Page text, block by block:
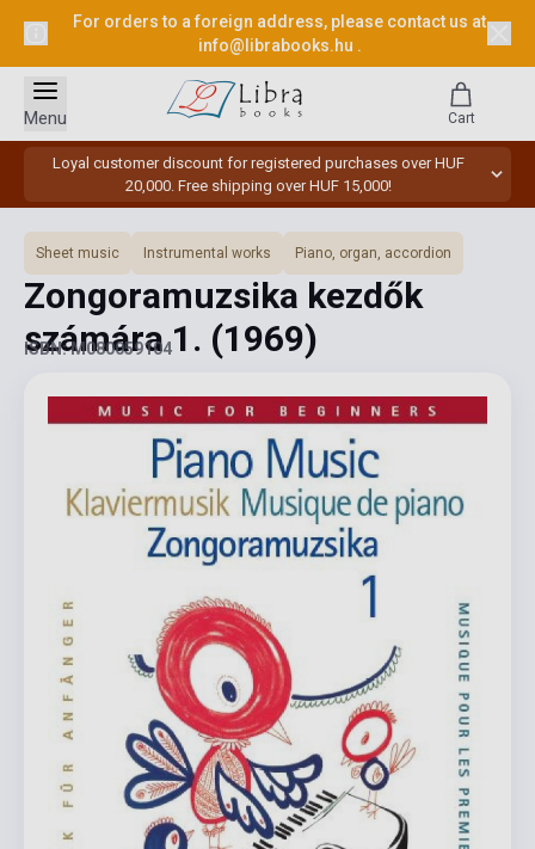
For orders to a foreign address, please contact us at
info@librabooks.hu .
Loyal customer discount for registered purchases over HUF
20,000. Free shipping over HUF 15,000!
Menu Cart
Sheet music Instrumental works Piano, organ, accordion
Zongoramuzsika kezdők
számára 1. (1969)
ISBN: M080059104